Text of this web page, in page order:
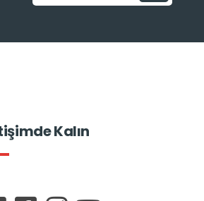
Kalın